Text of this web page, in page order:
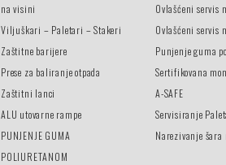
na visini
Viljuškari – Paletari – Stakeri
Zaštitne barijere
Prese za baliranje otpada
Zaštitni lanci
ALU utovarne rampe
PUNJENJE GUMA
POLIURETANOM
Ovlašćeni servis
Ovlašćeni servis
Punjenje guma
Sertifikovana
A-SAFE
Servisiranje
Narezivanje šara